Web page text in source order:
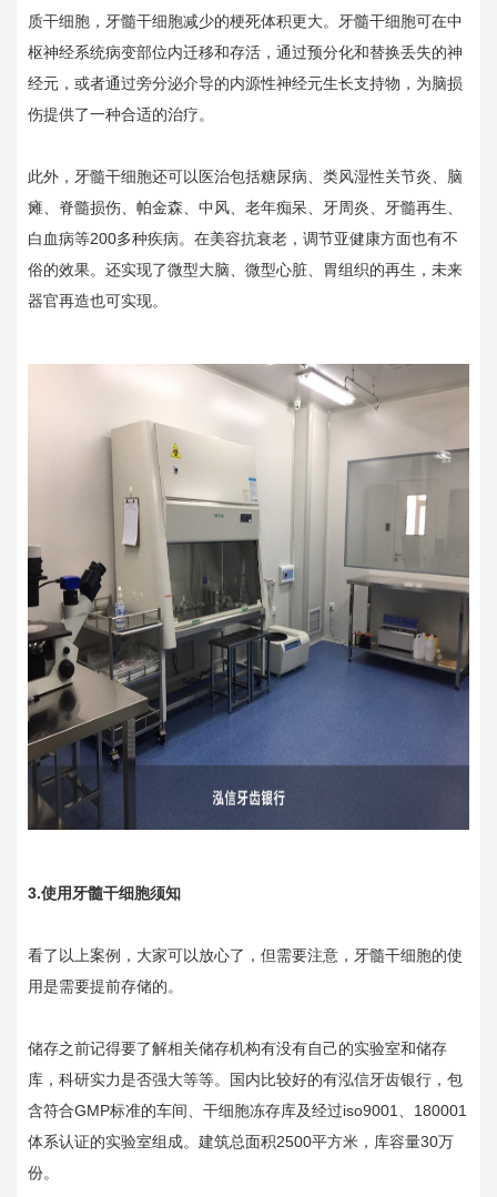
质干细胞，牙髓干细胞减少的梗死体积更大。牙髓干细胞可在中
枢神经系统病变部位内迁移和存活，通过预分化和替换丢失的神
经元，或者通过旁分泌介导的内源性神经元生长支持物，为脑损
伤提供了一种合适的治疗。
此外，牙髓干细胞还可以医治包括糖尿病、类风湿性关节炎、脑
瘫、脊髓损伤、帕金森、中风、老年痴呆、牙周炎、牙髓再生、
白血病等200多种疾病。在美容抗衰老，调节亚健康方面也有不
俗的效果。还实现了微型大脑、微型心脏、胃组织的再生，未来
器官再造也可实现。
3.使用牙髓干细胞须知
看了以上案例，大家可以放心了，但需要注意，牙髓干细胞的使
用是需要提前存储的。
储存之前记得要了解相关储存机构有没有自己的实验室和储存
库，科研实力是否强大等等。国内比较好的有泓信牙齿银行，包
含符合GMP标准的车间、干细胞冻存库及经过iso9001、180001
体系认证的实验室组成。建筑总面积2500平方米，库容量30万
份。